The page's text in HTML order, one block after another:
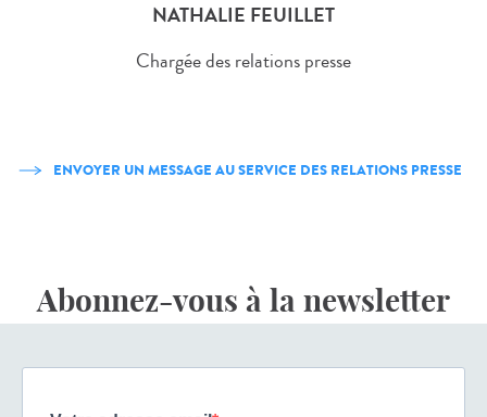
NATHALIE FEUILLET
Chargée des relations presse
ENVOYER UN MESSAGE AU SERVICE DES RELATIONS PRESSE
Abonnez-vous à la newsletter